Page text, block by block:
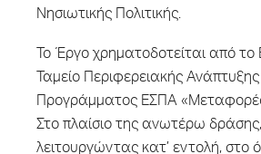
Νησιωτικής Πολιτικής.
Το Έργο χρηματοδοτείται από
Ταμείο Περιφερειακής
Προγράμματος ΕΣΠΑ
Στο πλαίσιο της ανωτέρω
λειτουργώντας κατ’ εντολή, στο